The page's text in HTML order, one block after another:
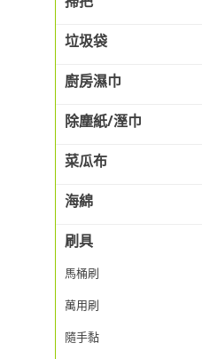
垃圾袋
廚房濕巾
除塵紙/溼巾
菜瓜布
海綿
刷具
馬桶刷
萬用刷
隨手黏